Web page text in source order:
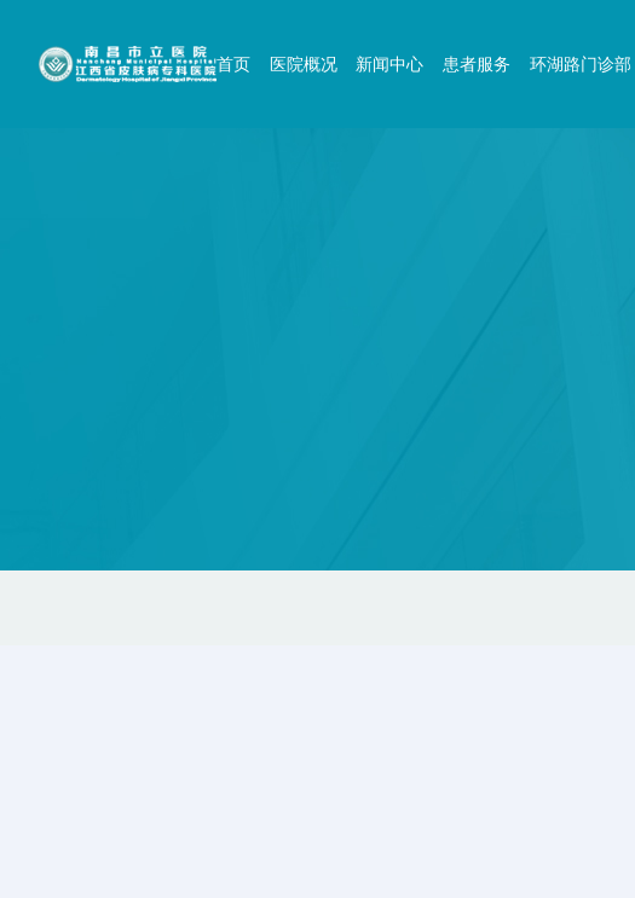
首页 医院概况 新闻中心 患者服务 环湖路门诊部